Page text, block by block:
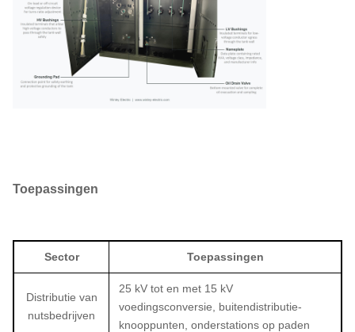
Toepassingen
Sector Toepassingen
Distributie van
nutsbedrijven
25 kV tot en met 15 kV
voedingsconversie, buitendistributie-
knooppunten, onderstations op paden